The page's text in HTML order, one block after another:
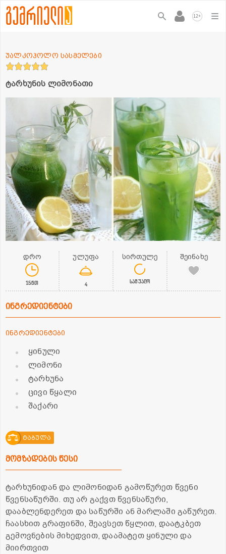
12+
ტარხუნის ლიმონათი
უალკოჰოლო სასმელები
დრო
15წთ
ულუფა
4
სირთულე
საშუალო
შეინახე
ინგრედიენტები
ინგრედიენტები
ყინული
ლიმონი
ტარხუნა
ცივი წყალი
შაქარი
ტაბულა
მომზადების წესი
ტარხუნიდან და ლიმონიდან გამოწურეთ წვენი
წვენსაწურში. თუ არ გაქვთ წვენსაწური,
დააბლენდერეთ და საწურში ან მარლაში გაწურეთ.
ჩაასხით გრაფინში, შეავსეთ წყლით, დაატკბეთ
გემოვნების მიხედვით, დაამატეთ ყინული და
მიირთვით